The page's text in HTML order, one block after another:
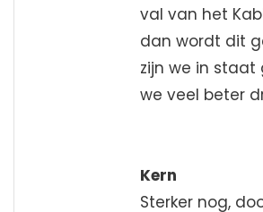
val van het
dan wordt dit
zijn we in
we veel beter
Kern
Sterker nog,